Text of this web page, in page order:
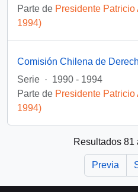
Parte de Presidente
1994)
Comisión Chilena de
Serie · 1990 - 1994
Parte de Presidente
1994)
Resultados 81
Previa